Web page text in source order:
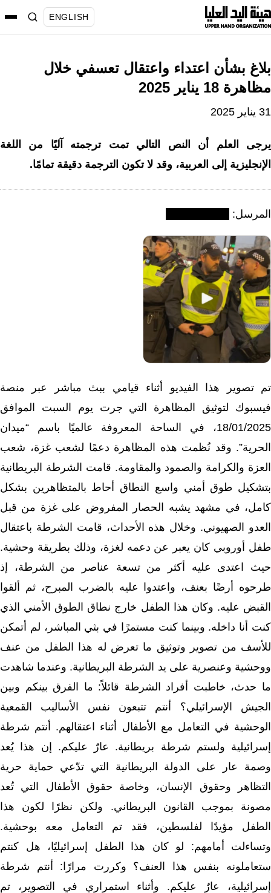
انتقل
إلى
ENGLISH
بلاغ بشأن اعتداء واعتقال تعسفي خلال
مظاهرة 18 يناير 2025
31 يناير 2025
يرجى العلم أن النص التالي تمت ترجمته آليًا من اللغة
الإنجليزية إلى العربية، وقد لا تكون الترجمة دقيقة تمامًا.
المرسل:
تم تصوير هذا الفيديو أثناء قيامي ببث مباشر عبر منصة
فيسبوك لتوثيق المظاهرة التي جرت يوم السبت الموافق
18/01/2025، في الساحة المعروفة عالميًا باسم “ميدان
الحرية”. وقد نُظمت هذه المظاهرة دعمًا لشعب غزة، شعب
العزة والكرامة والصمود والمقاومة. قامت الشرطة البريطانية
بتشكيل طوق أمني واسع النطاق أحاط بالمتظاهرين بشكل
كامل، في مشهد يشبه الحصار المفروض على غزة من قبل
العدو الصهيوني. وخلال هذه الأحداث، قامت الشرطة باعتقال
طفل أوروبي كان يعبر عن دعمه لغزة، وذلك بطريقة وحشية.
حيث اعتدى عليه أكثر من تسعة عناصر من الشرطة، إذ
طرحوه أرضًا بعنف، واعتدوا عليه بالضرب المبرح، ثم ألقوا
القبض عليه. وكان هذا الطفل خارج نطاق الطوق الأمني الذي
كنت أنا داخله. وبينما كنت مستمرًا في بثي المباشر، لم أتمكن
للأسف من تصوير وتوثيق ما تعرض له هذا الطفل من عنف
ووحشية وعنصرية على يد الشرطة البريطانية. وعندما شاهدت
ما حدث، خاطبت أفراد الشرطة قائلاً: ما الفرق بينكم وبين
الجيش الإسرائيلي؟ أنتم تتبعون نفس الأساليب القمعية
الوحشية في التعامل مع الأطفال أثناء اعتقالهم. أنتم شرطة
إسرائيلية ولستم شرطة بريطانية. عارٌ عليكم. إن هذا يُعد
وصمة عار على الدولة البريطانية التي تدّعي حماية حرية
التظاهر وحقوق الإنسان، وخاصة حقوق الأطفال التي تُعد
مصونة بموجب القانون البريطاني. ولكن نظرًا لكون هذا
الطفل مؤيدًا لفلسطين، فقد تم التعامل معه بوحشية.
وتساءلت أمامهم: لو كان هذا الطفل إسرائيليًا، هل كنتم
ستعاملونه بنفس هذا العنف؟ وكررت مرارًا: أنتم شرطة
إسرائيلية، عارٌ عليكم. وأثناء استمراري في التصوير، تم